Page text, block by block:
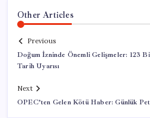
Other Articles
Previous
Doğum İzninde Önemli Gelişmeler: 123
Tarih Uyarısı
Next
OPEC’ten Gelen Kötü Haber: Günlük